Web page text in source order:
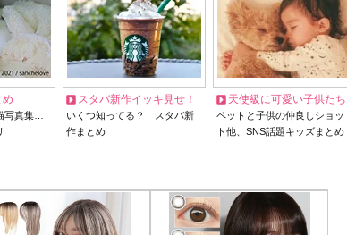
め
写真集…
スタバ新作イッキ見せ！
いくつ知ってる？ スタバ新
作まとめ
天使級に可愛い子供たち
ペットと子供の仲良しショッ
ト他、SNS話題キッズまとめ